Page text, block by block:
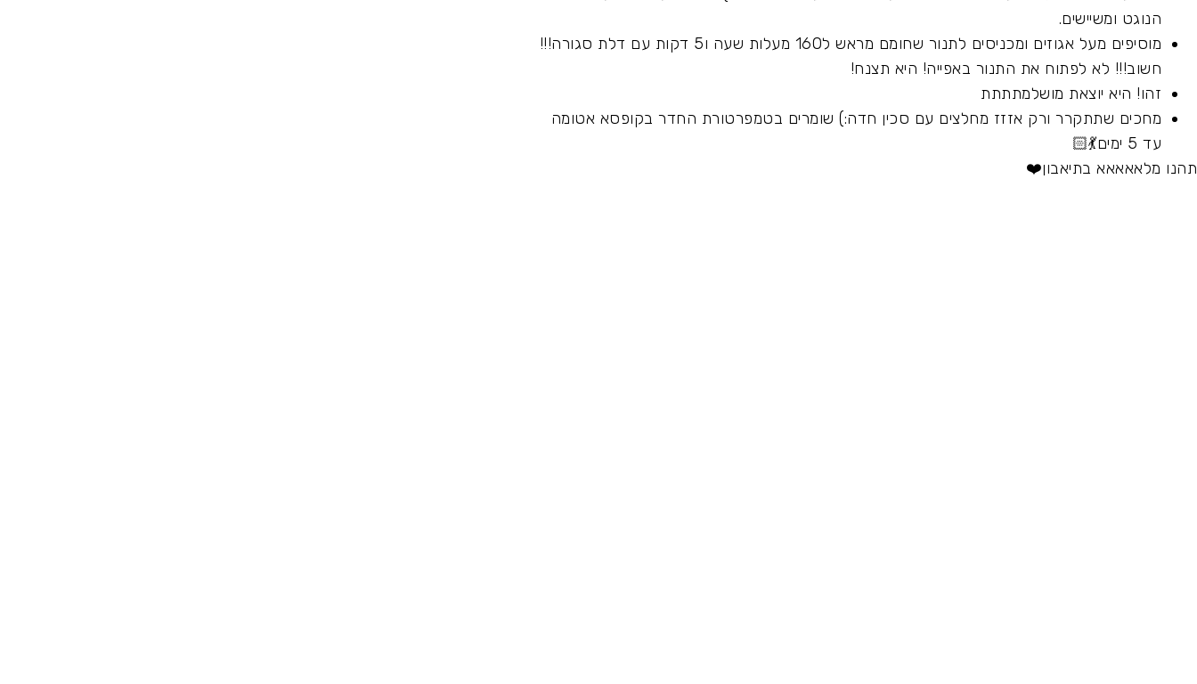
הנוגט ומשיישים.
מוסיפים מעל אגוזים ומכניסים לתנור שחומם מראש ל160 מעלות שעה ו5 דקות עם דלת סגורה!!!
חשוב!!! לא לפתוח את התנור באפייה! היא תצנח!
זהו! היא יוצאת מושלמתתתת
מחכים שתתקרר ורק אזזז מחלצים עם סכין חדה:) שומרים בטמפרטורת החדר בקופסא אטומה
עד 5 ימים💃🏻
תהנו מלאאאאא בתיאבון❤️